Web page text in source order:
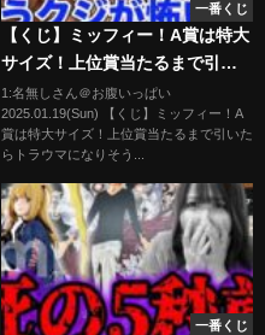
一番くじ
【くじ】ミッフィー！A賞は特大
サイズ！上位賞当たるまで引い
たらトラウマになりそうです。
（クジ、一番くじ、一番賞）
1:名無しさん＠お腹いっぱい
2025.01.19(Sun) 【くじ】ミッフィー！A
賞は特大サイズ！上位賞当たるまで引いた
らトラウマになりそう...
一番くじ